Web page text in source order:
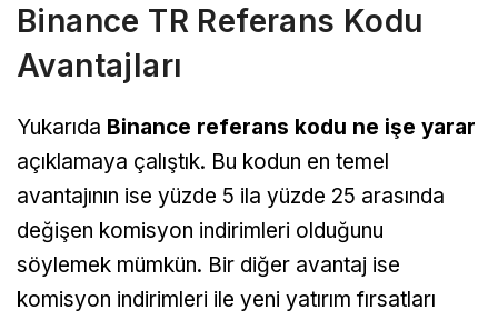
Binance TR Referans Kodu
Avantajları
Yukarıda Binance referans kodu ne işe yarar
açıklamaya çalıştık. Bu kodun en temel
avantajının ise yüzde 5 ila yüzde 25 arasında
değişen komisyon indirimleri olduğunu
söylemek mümkün. Bir diğer avantaj ise
komisyon indirimleri ile yeni yatırım fırsatları